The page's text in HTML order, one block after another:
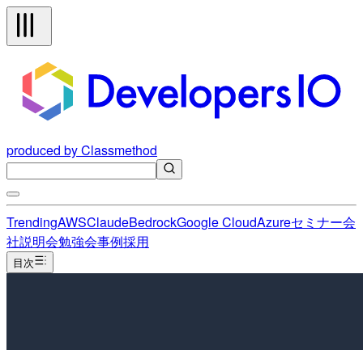
produced by Classmethod
TrendingAWSClaudeBedrockGoogle CloudAzureセミナー会
社説明会勉強会事例採用
目次